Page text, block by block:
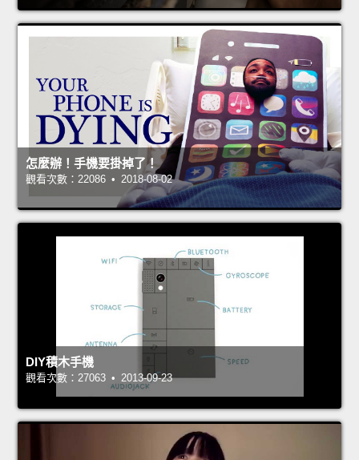
怎麼辦！手機要掛掉了！
觀看次數：22086 • 2018-08-02
DIY積木手機
觀看次數：27063 • 2013-09-23